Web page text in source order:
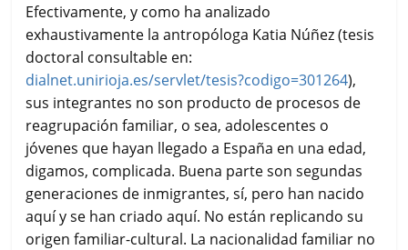
Efectivamente, y como ha analizado
exhaustivamente la antropóloga Katia Núñez (tesis
doctoral consultable en:
dialnet.unirioja.es/servlet/tesis?codigo=301264),
sus integrantes no son producto de procesos de
reagrupación familiar, o sea, adolescentes o
jóvenes que hayan llegado a España en una edad,
digamos, complicada. Buena parte son segundas
generaciones de inmigrantes, sí, pero han nacido
aquí y se han criado aquí. No están replicando su
origen familiar-cultural. La nacionalidad familiar no